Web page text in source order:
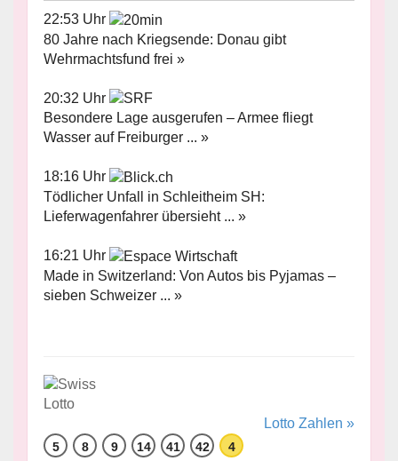
22:53 Uhr
80 Jahre nach Kriegsende: Donau gibt
Wehrmachtsfund frei »
20:32 Uhr
Besondere Lage ausgerufen – Armee fliegt
Wasser auf Freiburger ... »
18:16 Uhr
Tödlicher Unfall in Schleitheim SH:
Lieferwagenfahrer übersieht ... »
16:21 Uhr
Made in Switzerland: Von Autos bis Pyjamas –
sieben Schweizer ... »
Lotto Zahlen »
5 8 9 14 41 42 4